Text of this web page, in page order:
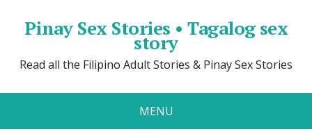
Pinay Sex Stories • Tagalog sex
story
Read all the Filipino Adult Stories & Pinay Sex Stories
MENU